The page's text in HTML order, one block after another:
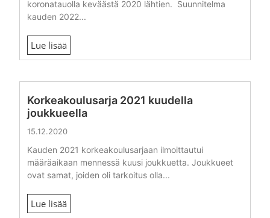
koronatauolla keväästä 2020 lähtien. Suunnitelma
kauden 2022...
Lue lisää
Korkeakoulusarja 2021 kuudella
joukkueella
15.12.2020
Kauden 2021 korkeakoulusarjaan ilmoittautui
määräaikaan mennessä kuusi joukkuetta. Joukkueet
ovat samat, joiden oli tarkoitus olla...
Lue lisää